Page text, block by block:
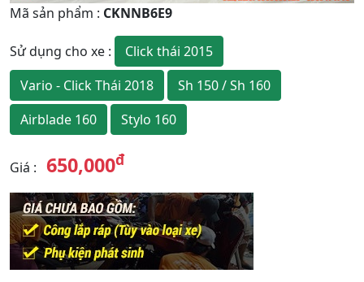
Mã sản phẩm : CKNNB6E9
Sử dụng cho xe :
Click thái 2015
Vario - Click Thái 2018
Sh 150 / Sh 160
Airblade 160
Stylo 160
Giá : 650,000đ